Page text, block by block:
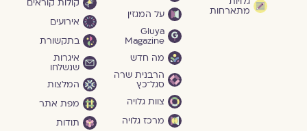
מתארחות
על המגזין
Gluya
Magazine
מה חדש
הרבנית שרה
סגל־כץ
צוות גלויה
מרכז גלויה
קולות קוראים
אירועים
בתקשורת
איגרות
שנשלחו
המלצות
מפת אתר
תודות